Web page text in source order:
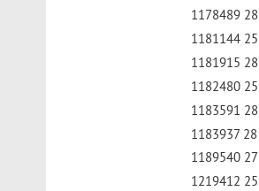
1178489 28
1181144 25
1181915 28
1182480 25
1183591 28
1183937 28
1189540 27
1219412 25